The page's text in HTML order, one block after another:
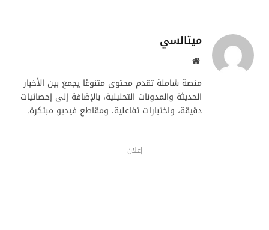
ميتالسي
موقع
منصة شاملة تقدم محتوى متنوعًا يجمع بين الأخبار
الحديثة والمدونات التحليلية، بالإضافة إلى إحصائيات
دقيقة، واختبارات تفاعلية، ومقاطع فيديو مبتكرة.
إعلان